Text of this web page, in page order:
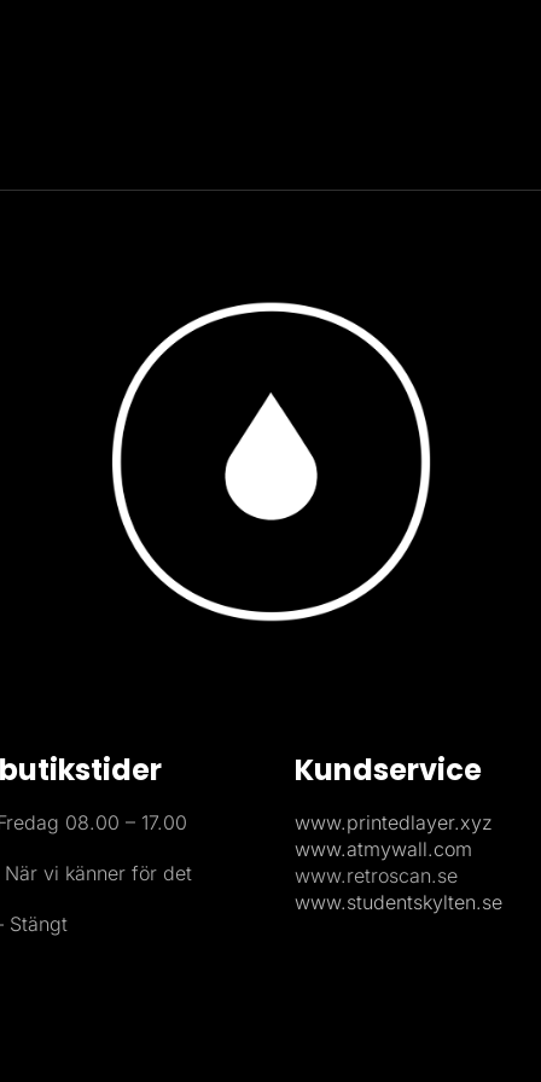
08.00 – 17.00
När vi känner för det
Stängt
Kundservice
www.printedlayer.xyz
www.atmywall.com
www.retroscan.se
www.studentskylten.se